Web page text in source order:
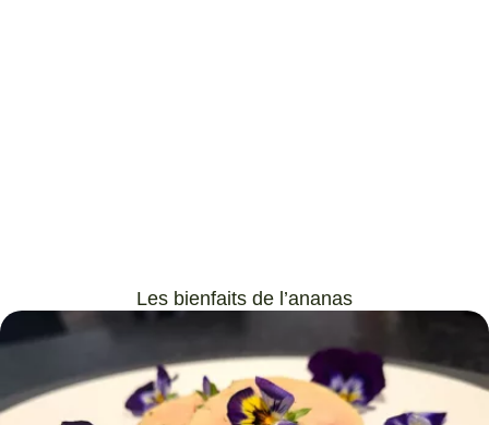
Les bienfaits de l’ananas